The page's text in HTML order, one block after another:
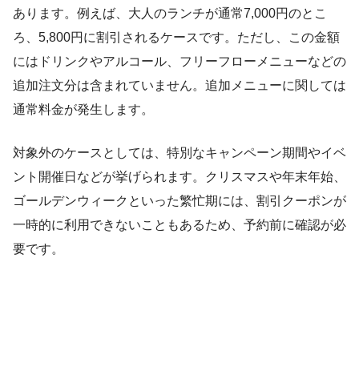
あります。例えば、大人のランチが通常7,000円のとこ
ろ、5,800円に割引されるケースです。ただし、この金額
にはドリンクやアルコール、フリーフローメニューなどの
追加注文分は含まれていません。追加メニューに関しては
通常料金が発生します。
対象外のケースとしては、特別なキャンペーン期間やイベ
ント開催日などが挙げられます。クリスマスや年末年始、
ゴールデンウィークといった繁忙期には、割引クーポンが
一時的に利用できないこともあるため、予約前に確認が必
要です。